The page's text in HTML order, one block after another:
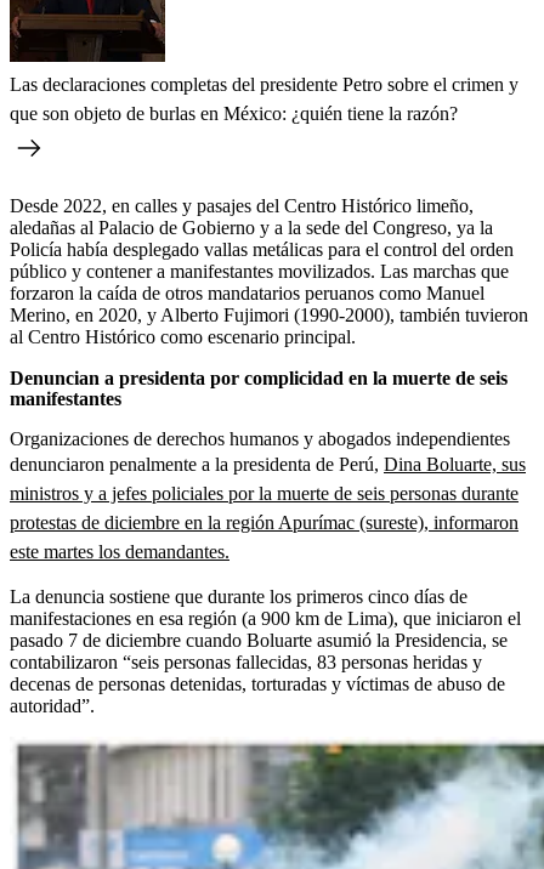
Las declaraciones completas del presidente Petro sobre el crimen y
que son objeto de burlas en México: ¿quién tiene la razón?
Desde 2022, en calles y pasajes del Centro Histórico limeño,
aledañas al Palacio de Gobierno y a la sede del Congreso, ya la
Policía había desplegado vallas metálicas para el control del orden
público y contener a manifestantes movilizados. Las marchas que
forzaron la caída de otros mandatarios peruanos como Manuel
Merino, en 2020, y Alberto Fujimori (1990-2000), también tuvieron
al Centro Histórico como escenario principal.
Denuncian a presidenta por complicidad en la muerte de seis
manifestantes
Organizaciones de derechos humanos y abogados independientes
denunciaron penalmente a la presidenta de Perú, Dina Boluarte, sus
ministros y a jefes policiales por la muerte de seis personas durante
protestas de diciembre en la región Apurímac (sureste), informaron
este martes los demandantes.
La denuncia sostiene que durante los primeros cinco días de
manifestaciones en esa región (a 900 km de Lima), que iniciaron el
pasado 7 de diciembre cuando Boluarte asumió la Presidencia, se
contabilizaron “seis personas fallecidas, 83 personas heridas y
decenas de personas detenidas, torturadas y víctimas de abuso de
autoridad”.